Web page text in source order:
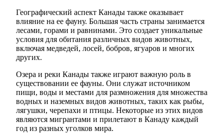
Географический аспект Канады также оказывает
влияние на ее фауну. Большая часть страны занимается
лесами, горами и равнинами. Это создает уникальные
условия для обитания различных видов животных,
включая медведей, лосей, бобров, ягуаров и многих
других.
Озера и реки Канады также играют важную роль в
существовании ее фауны. Они служат источником
пищи, воды и местами для размножения для множества
водных и наземных видов животных, таких как рыбы,
лягушки, черепахи и птицы. Некоторые из этих видов
являются мигрантами и прилетают в Канаду каждый
год из разных уголков мира.